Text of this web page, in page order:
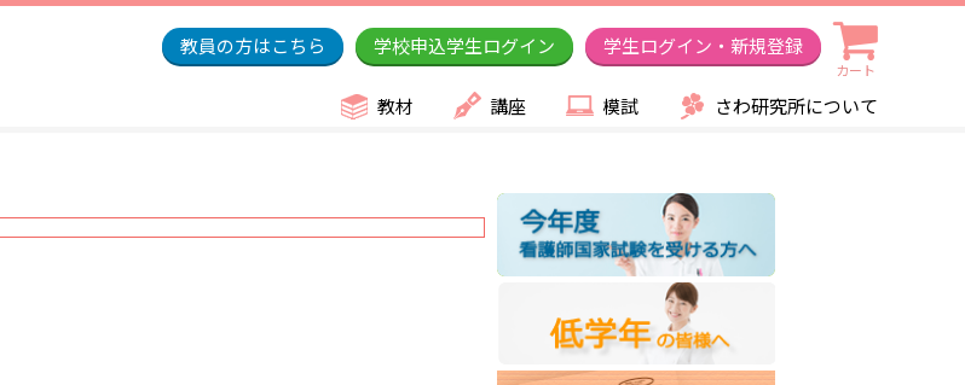
教員の方はこちら 学校申込学生ログイン 学生ログイン・新規登録
カート
教材 講座 模試 さわ研究所について